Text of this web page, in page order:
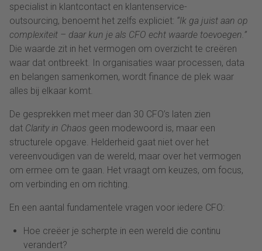
specialist in klantcontact en klantenservice-
outsourcing, benoemt het zelfs expliciet: “Ik ga juist aan op
complexiteit – daar kun je als CFO echt waarde toevoegen.”
Die waarde zit in het vermogen om overzicht te creëren
waar dat ontbreekt. In organisaties waar processen, data
en belangen samenkomen, wordt finance de plek waar
alles bij elkaar komt.
De gesprekken met meer dan 30 CFO’s laten zien
dat Clarity in Chaos geen modewoord is, maar een
structurele opgave. Helderheid gaat niet over het
vereenvoudigen van de wereld, maar over het vermogen
om ermee om te gaan. Het vraagt om keuzes, om focus,
om verbinding en om richting.
En een aantal fundamentele vragen voor iedere CFO:
Hoe creëer je scherpte in een wereld die continu
verandert?